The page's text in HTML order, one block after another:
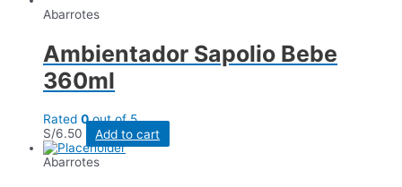
Abarrotes
Ambientador Sapolio Bebe
360ml
Rated 0out of 5
S/6.50
Add to cart
Abarrotes